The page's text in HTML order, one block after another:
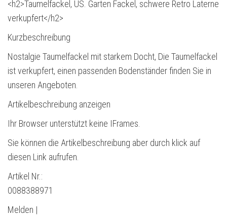
<h2>Taumelfackel, US. Garten Fackel, schwere Retro Laterne
verkupfert</h2>
Kurzbeschreibung
Nostalgie Taumelfackel mit starkem Docht, Die Taumelfackel
ist verkupfert, einen passenden Bodenständer finden Sie in
unseren Angeboten.
Artikelbeschreibung anzeigen
Ihr Browser unterstützt keine IFrames.
Sie können die Artikelbeschreibung aber durch klick auf
diesen Link aufrufen.
Artikel Nr.:
0088388971
Melden |